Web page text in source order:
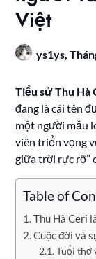
Việt
ys1ys,
Tiểu sử Thu Hà
đang là cái tên
một người mẫu
viên triển vọng
giữa trời rực rỡ”
Table of
Thu Hà Ceri
Cuộc đời và
Tuổi thơ